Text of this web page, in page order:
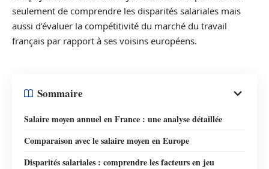
seulement de comprendre les disparités salariales mais
aussi d’évaluer la compétitivité du marché du travail
français par rapport à ses voisins européens.
Sommaire
Salaire moyen annuel en France : une analyse détaillée
Comparaison avec le salaire moyen en Europe
Disparités salariales : comprendre les facteurs en jeu